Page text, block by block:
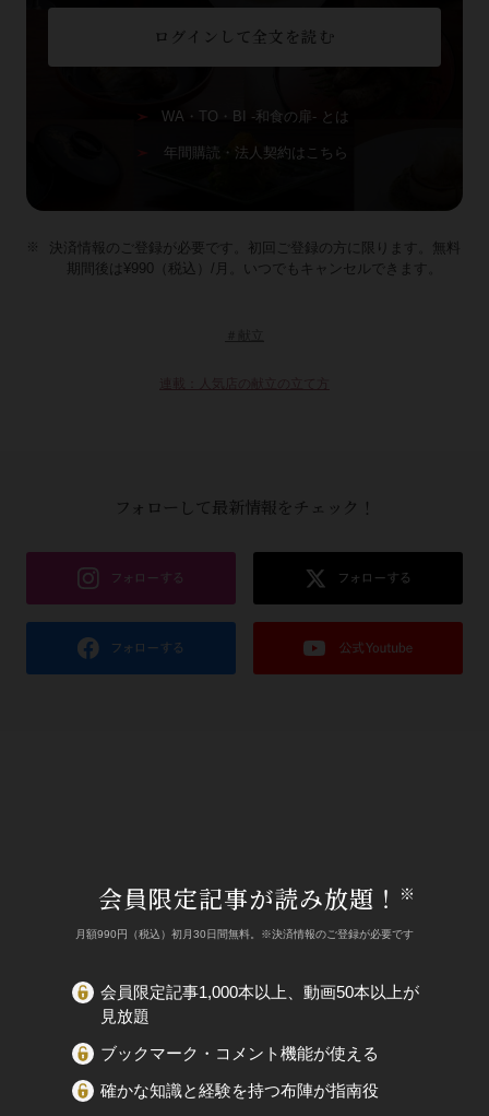
ログインして全文を読む
WA・TO・BI -和食の扉- とは
年間購読・法人契約はこちら
決済情報のご登録が必要です。初回ご登録の方に限ります。無料
期間後は¥990（税込）/月。いつでもキャンセルできます。
フォローして最新情報をチェック！
会員限定記事が読み放題！ ※
月額990円（税込）初月30日間無料。※決済情報のご登録が必要です
会員限定記事1,000本以上、動画50本以上が
見放題
ブックマーク・コメント機能が使える
確かな知識と経験を持つ布陣が指南役